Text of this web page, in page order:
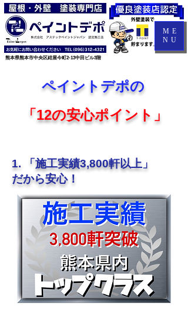
​熊本県熊本市中央区紺屋今町2-13中田ビル3階
ME
NU
ペイントデポの
「12の安心ポイント」
1. 「施工実績3,800軒以上」
だから安心！